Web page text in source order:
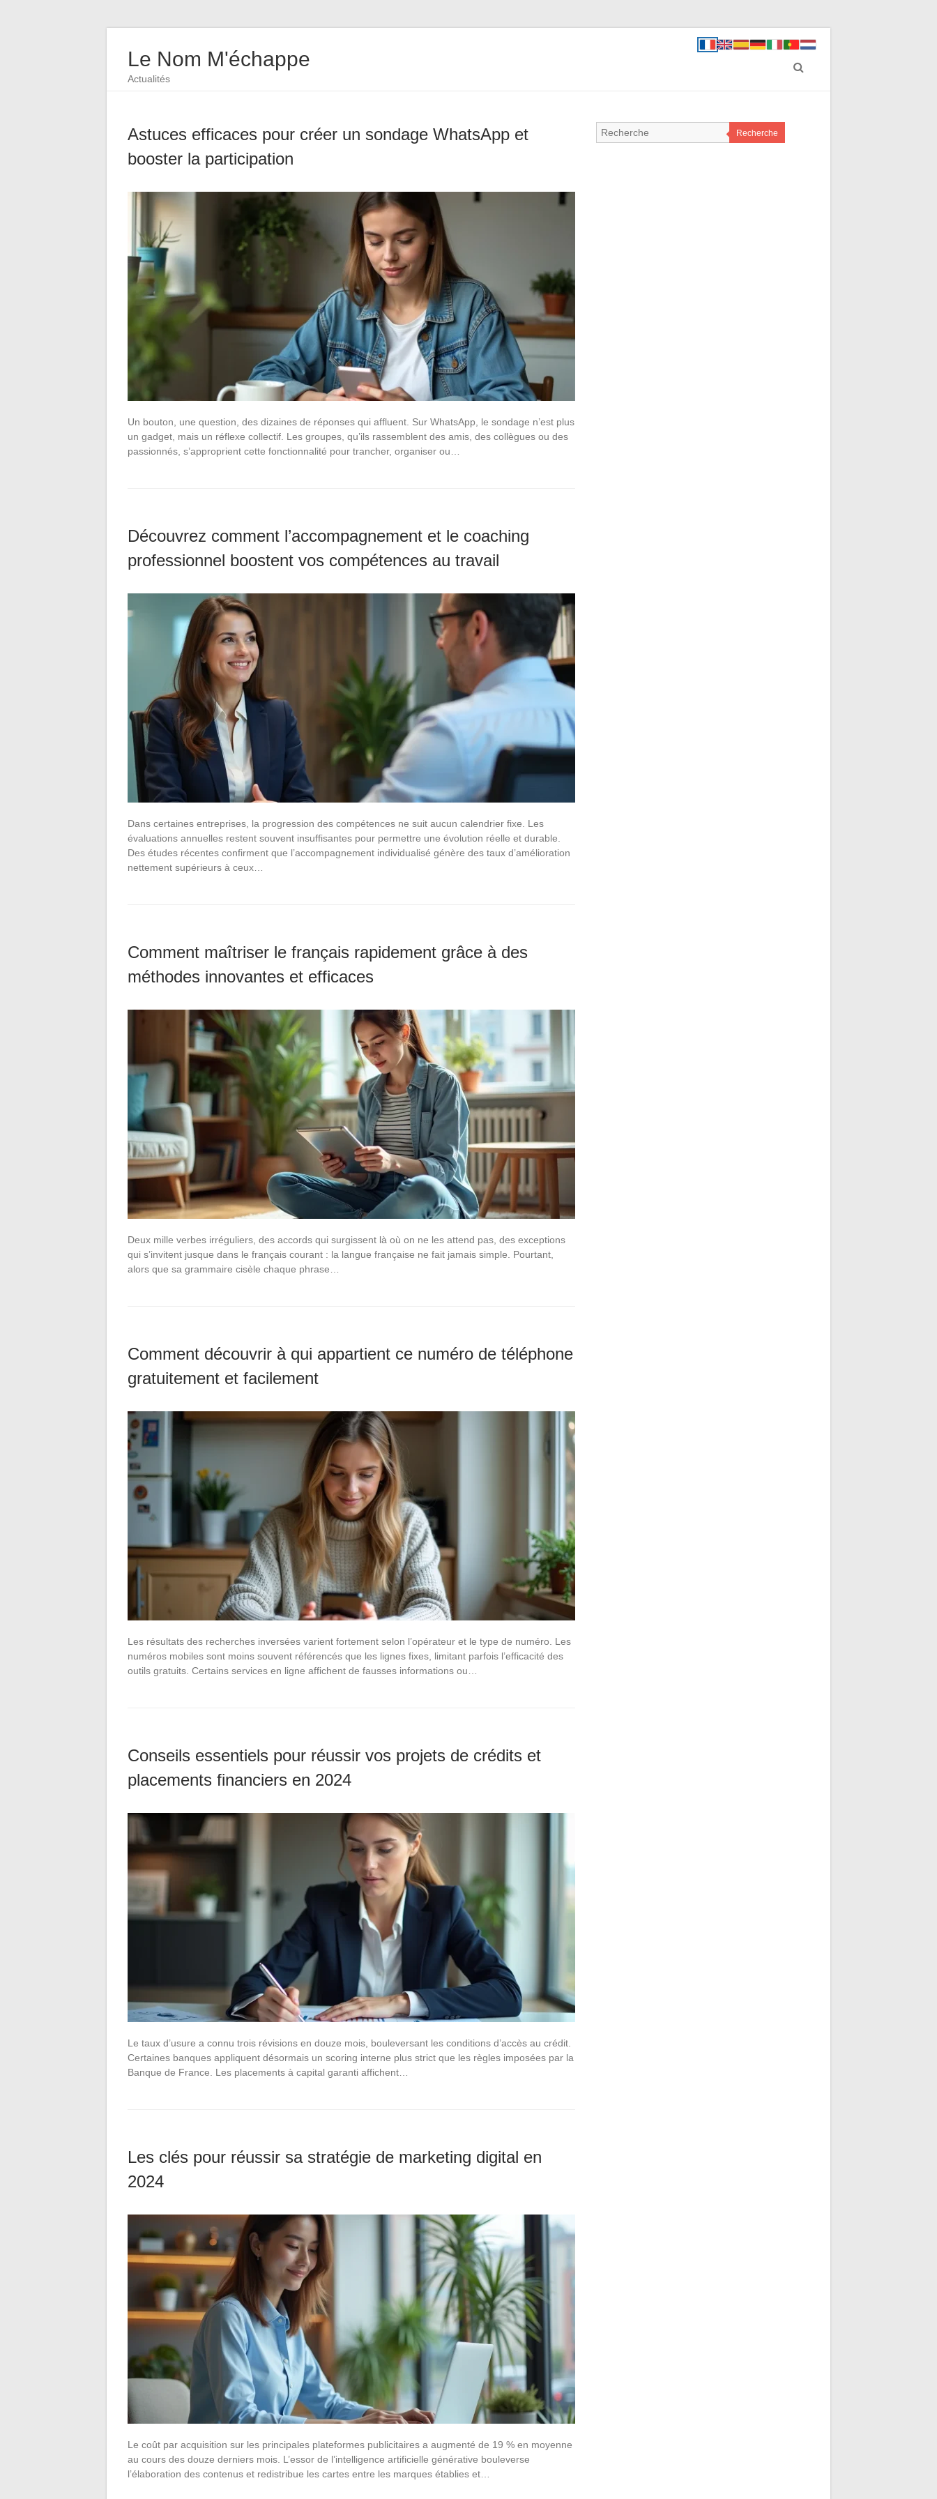
Le Nom M'échappe
Actualités
Astuces efficaces pour créer un sondage WhatsApp et
booster la participation
Un bouton, une question, des dizaines de réponses qui affluent. Sur WhatsApp, le sondage n’est plus
un gadget, mais un réflexe collectif. Les groupes, qu’ils rassemblent des amis, des collègues ou des
passionnés, s’approprient cette fonctionnalité pour trancher, organiser ou…
Découvrez comment l’accompagnement et le coaching
professionnel boostent vos compétences au travail
Dans certaines entreprises, la progression des compétences ne suit aucun calendrier fixe. Les
évaluations annuelles restent souvent insuffisantes pour permettre une évolution réelle et durable.
Des études récentes confirment que l’accompagnement individualisé génère des taux d’amélioration
nettement supérieurs à ceux…
Comment maîtriser le français rapidement grâce à des
méthodes innovantes et efficaces
Deux mille verbes irréguliers, des accords qui surgissent là où on ne les attend pas, des exceptions
qui s’invitent jusque dans le français courant : la langue française ne fait jamais simple. Pourtant,
alors que sa grammaire cisèle chaque phrase…
Comment découvrir à qui appartient ce numéro de téléphone
gratuitement et facilement
Les résultats des recherches inversées varient fortement selon l’opérateur et le type de numéro. Les
numéros mobiles sont moins souvent référencés que les lignes fixes, limitant parfois l’efficacité des
outils gratuits. Certains services en ligne affichent de fausses informations ou…
Conseils essentiels pour réussir vos projets de crédits et
placements financiers en 2024
Le taux d’usure a connu trois révisions en douze mois, bouleversant les conditions d’accès au crédit.
Certaines banques appliquent désormais un scoring interne plus strict que les règles imposées par la
Banque de France. Les placements à capital garanti affichent…
Les clés pour réussir sa stratégie de marketing digital en
2024
Le coût par acquisition sur les principales plateformes publicitaires a augmenté de 19 % en moyenne
au cours des douze derniers mois. L’essor de l’intelligence artificielle générative bouleverse
l’élaboration des contenus et redistribue les cartes entre les marques établies et…
Recherche